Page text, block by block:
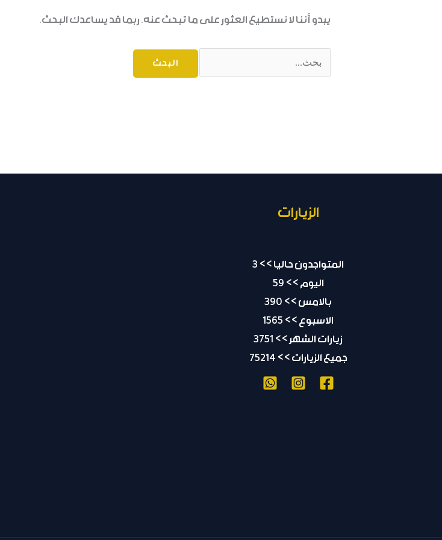
يبدو أننا لا نستطيع العثور على ما تبحث عنه. ربما قد يساعدك البحث.
الزيارات
المتواجدون حاليا >> 3
اليوم >> 59
بالامس >> 390
الاسبوع >> 1565
زيارات الشهر >> 3751
جميع الزيارات >> 75214